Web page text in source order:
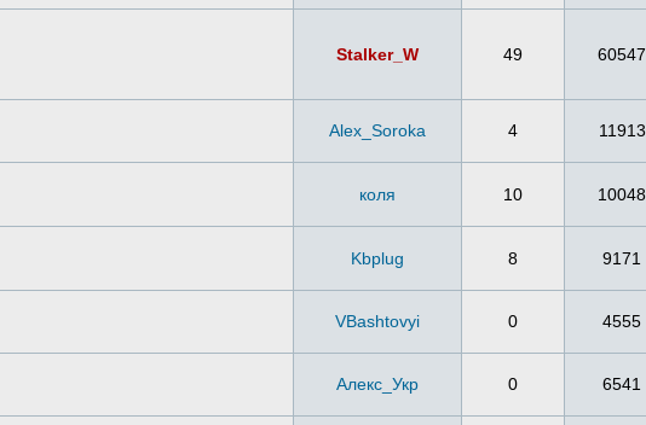
Stalker_W 49 60547
Alex_Soroka 4 11913
коля 10 10048
Kbplug 8 9171
VBashtovyi 0 4555
Алекс_Укр 0 6541